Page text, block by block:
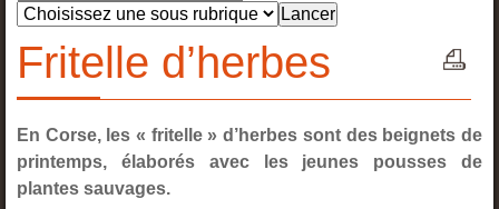
Fritelle d’herbes
En Corse, les « fritelle » d’herbes sont des beignets de
printemps, élaborés avec les jeunes pousses de
plantes sauvages.